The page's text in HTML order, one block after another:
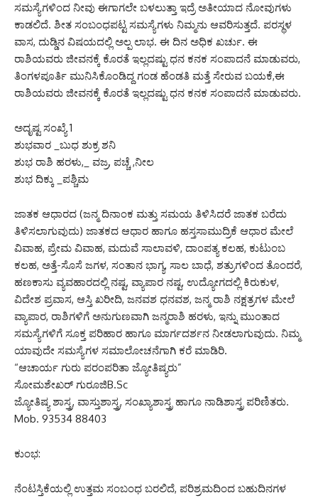
ಸಮಸ್ಯೆಗಳಿಂದ ನೀವು ಈಗಾಗಲೇ ಬಳಲುತ್ತಾ ಇದ್ರೆ ಅತೀಯಾದ ನೋವುಗಳು
ಕಾಡಲಿದೆ. ಶೀತ ಸಂಬಂಧಪಟ್ಟ ಸಮಸ್ಯೆಗಳು ನಿಮ್ಮನು ಆವರಿಸುತ್ತದೆ. ಪರಸ್ಥಳ
ವಾಸ, ದುಡ್ಡಿನ ವಿಷಯದಲ್ಲಿ ಅಲ್ಪ ಲಾಭ. ಈ ದಿನ ಅಧಿಕ ಖರ್ಚು. ಈ
ರಾಶಿಯವರು ಜೀವನಕ್ಕೆ ಕೊರತೆ ಇಲ್ಲದಷ್ಟು ಧನ ಕನಕ ಸಂಪಾದನೆ ಮಾಡುವರು,
ತಿಂಗಳಪೂರ್ತಿ ಮುನಿಸಿಕೊಂಡಿದ್ದ ಗಂಡ ಹೆಂಡತಿ ಮತ್ತೆ ಸೇರುವ ಬಯಕೆ,ಈ
ರಾಶಿಯವರು ಜೀವನಕ್ಕೆ ಕೊರತೆ ಇಲ್ಲದಷ್ಟು ಧನ ಕನಕ ಸಂಪಾದನೆ ಮಾಡುವರು.
ಅದೃಷ್ಟ ಸಂಖ್ಯೆ 1
ಶುಭವಾರ _ಬುಧ ಶುಕ್ರ ಶನಿ
ಶುಭ ರಾಶಿ ಹರಳು,_ ವಜ್ರ, ಪಚ್ಚೆ ,ನೀಲ
ಶುಭ ದಿಕ್ಕು _ಪಶ್ಚಿಮ
ಜಾತಕ ಆಧಾರದ (ಜನ್ಮ ದಿನಾಂಕ ಮತ್ತು ಸಮಯ ತಿಳಿಸಿದರೆ ಜಾತಕ ಬರೆದು
ತಿಳಿಸಲಾಗುವುದು) ಜಾತಕದ ಆಧಾರ ಹಾಗೂ ಹಸ್ತಸಾಮುದ್ರಿಕೆ ಆಧಾರ ಮೇಲೆ
ವಿವಾಹ, ಪ್ರೇಮ ವಿವಾಹ, ಮದುವೆ ಸಾಲಾವಳಿ, ದಾಂಪತ್ಯ ಕಲಹ, ಕುಟುಂಬ
ಕಲಹ, ಅತ್ತೆ-ಸೊಸೆ ಜಗಳ, ಸಂತಾನ ಭಾಗ್ಯ, ಸಾಲ ಬಾಧೆ, ಶತ್ರುಗಳಿಂದ ತೊಂದರೆ,
ಹಣಕಾಸು ವ್ಯವಹಾರದಲ್ಲಿ ನಷ್ಟ, ವ್ಯಾಪಾರ ನಷ್ಟ, ಉದ್ಯೋಗದಲ್ಲಿ ಕಿರುಕುಳ,
ವಿದೇಶ ಪ್ರವಾಸ, ಆಸ್ತಿ ಖರೀದಿ, ಜನವಶ ಧನವಶ, ಜನ್ಮ ರಾಶಿ ನಕ್ಷತ್ರಗಳ ಮೇಲೆ
ವ್ಯಾಪಾರ, ರಾಶಿಗಳಿಗೆ ಅನುಗುಣವಾಗಿ ಜನ್ಮರಾಶಿ ಹರಳು, ಇನ್ನು ಮುಂತಾದ
ಸಮಸ್ಯೆಗಳಿಗೆ ಸೂಕ್ತ ಪರಿಹಾರ ಹಾಗೂ ಮಾರ್ಗದರ್ಶನ ನೀಡಲಾಗುವುದು. ನಿಮ್ಮ
ಯಾವುದೇ ಸಮಸ್ಯೆಗಳ ಸಮಾಲೋಚನೆಗಾಗಿ ಕರೆ ಮಾಡಿರಿ.
“ಆಚಾರ್ಯ ಗುರು ಪರಂಪರಿತಾ ಜ್ಯೋತಿಷ್ಯರು”
ಸೋಮಶೇಖರ್ ಗುರೂಜಿB.Sc
ಜ್ಯೋತಿಷ್ಯ ಶಾಸ್ತ್ರ, ವಾಸ್ತುಶಾಸ್ತ್ರ, ಸಂಖ್ಯಾಶಾಸ್ತ್ರ ಹಾಗೂ ನಾಡಿಶಾಸ್ತ್ರ ಪರಿಣಿತರು.
Mob. 93534 88403
ಕುಂಭ:
ನೆಂಟಸ್ತಿಕೆಯಲ್ಲಿ ಉತ್ತಮ ಸಂಬಂಧ ಬರಲಿದೆ, ಪರಿಶ್ರಮದಿಂದ ಬಹುದಿನಗಳ